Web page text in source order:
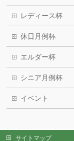
レディース杯
休日月例杯
エルダー杯
シニア月例杯
イベント
サイトマップ